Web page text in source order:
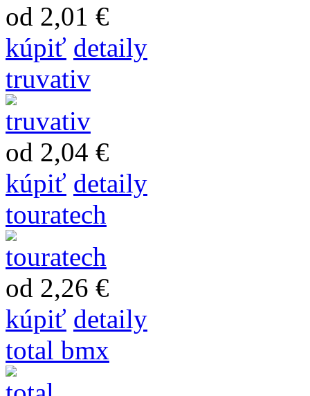
od 2,01 €
kúpiť detaily
truvativ
od 2,04 €
kúpiť detaily
touratech
od 2,26 €
kúpiť detaily
total bmx